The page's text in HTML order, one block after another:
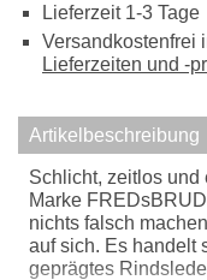
Lieferzeit 1-3 Tage
Versandkostenfrei
Lieferzeiten und -
Artikelbeschreibung
Schlicht, zeitlos und
Marke
nichts falsch
auf sich. Es handelt
geprägtes